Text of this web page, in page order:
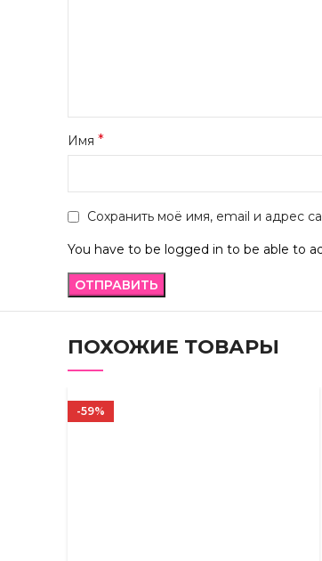
Имя *
Сохранить моё имя, email и адрес
You have to be logged in to be able to
ПОХОЖИЕ ТОВАРЫ
-59%